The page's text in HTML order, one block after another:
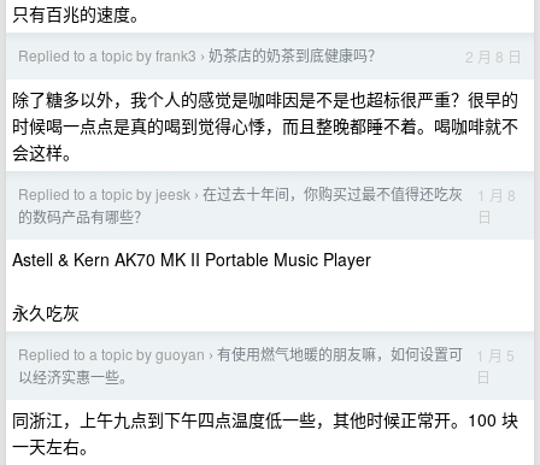
只有百兆的速度。
Replied to a topic by frank3 › 奶茶店的奶茶到底健康吗？ 2 月 8 日
除了糖多以外，我个人的感觉是咖啡因是不是也超标很严重？很早的
时候喝一点点是真的喝到觉得心悸，而且整晚都睡不着。喝咖啡就不
会这样。
Replied to a topic by jeesk › 在过去十年间，你购买过最不值得还吃灰
的数码产品有哪些？
1 月 8
日
Astell & Kern AK70 MK II Portable Music Player
永久吃灰
Replied to a topic by guoyan › 有使用燃气地暖的朋友嘛，如何设置可
以经济实惠一些。
1 月 5
日
同浙江，上午九点到下午四点温度低一些，其他时候正常开。100 块
一天左右。